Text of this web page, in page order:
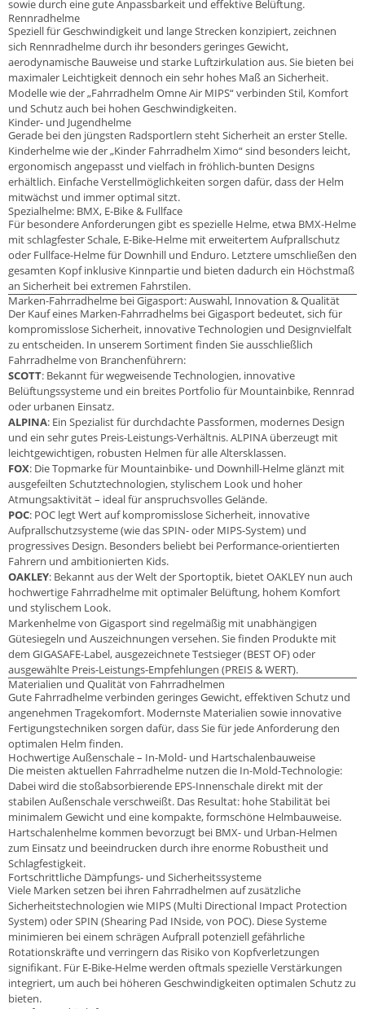
sowie durch eine gute Anpassbarkeit und effektive Belüftung.
Rennradhelme
Speziell für Geschwindigkeit und lange Strecken konzipiert, zeichnen
sich Rennradhelme durch ihr besonders geringes Gewicht,
aerodynamische Bauweise und starke Luftzirkulation aus. Sie bieten bei
maximaler Leichtigkeit dennoch ein sehr hohes Maß an Sicherheit.
Modelle wie der „Fahrradhelm Omne Air MIPS“ verbinden Stil, Komfort
und Schutz auch bei hohen Geschwindigkeiten.
Kinder- und Jugendhelme
Gerade bei den jüngsten Radsportlern steht Sicherheit an erster Stelle.
Kinderhelme wie der „Kinder Fahrradhelm Ximo“ sind besonders leicht,
ergonomisch angepasst und vielfach in fröhlich-bunten Designs
erhältlich. Einfache Verstellmöglichkeiten sorgen dafür, dass der Helm
mitwächst und immer optimal sitzt.
Spezialhelme: BMX, E-Bike & Fullface
Für besondere Anforderungen gibt es spezielle Helme, etwa BMX-Helme
mit schlagfester Schale, E-Bike-Helme mit erweitertem Aufprallschutz
oder Fullface-Helme für Downhill und Enduro. Letztere umschließen den
gesamten Kopf inklusive Kinnpartie und bieten dadurch ein Höchstmaß
an Sicherheit bei extremen Fahrstilen.
Marken-Fahrradhelme bei Gigasport: Auswahl, Innovation & Qualität
Der Kauf eines Marken-Fahrradhelms bei Gigasport bedeutet, sich für
kompromisslose Sicherheit, innovative Technologien und Designvielfalt
zu entscheiden. In unserem Sortiment finden Sie ausschließlich
Fahrradhelme von Branchenführern:
SCOTT: Bekannt für wegweisende Technologien, innovative
Belüftungssysteme und ein breites Portfolio für Mountainbike, Rennrad
oder urbanen Einsatz.
ALPINA: Ein Spezialist für durchdachte Passformen, modernes Design
und ein sehr gutes Preis-Leistungs-Verhältnis. ALPINA überzeugt mit
leichtgewichtigen, robusten Helmen für alle Altersklassen.
FOX: Die Topmarke für Mountainbike- und Downhill-Helme glänzt mit
ausgefeilten Schutztechnologien, stylischem Look und hoher
Atmungsaktivität – ideal für anspruchsvolles Gelände.
POC: POC legt Wert auf kompromisslose Sicherheit, innovative
Aufprallschutzsysteme (wie das SPIN- oder MIPS-System) und
progressives Design. Besonders beliebt bei Performance-orientierten
Fahrern und ambitionierten Kids.
OAKLEY: Bekannt aus der Welt der Sportoptik, bietet OAKLEY nun auch
hochwertige Fahrradhelme mit optimaler Belüftung, hohem Komfort
und stylischem Look.
Markenhelme von Gigasport sind regelmäßig mit unabhängigen
Gütesiegeln und Auszeichnungen versehen. Sie finden Produkte mit
dem GIGASAFE-Label, ausgezeichnete Testsieger (BEST OF) oder
ausgewählte Preis-Leistungs-Empfehlungen (PREIS & WERT).
Materialien und Qualität von Fahrradhelmen
Gute Fahrradhelme verbinden geringes Gewicht, effektiven Schutz und
angenehmen Tragekomfort. Modernste Materialien sowie innovative
Fertigungstechniken sorgen dafür, dass Sie für jede Anforderung den
optimalen Helm finden.
Hochwertige Außenschale – In-Mold- und Hartschalenbauweise
Die meisten aktuellen Fahrradhelme nutzen die In-Mold-Technologie:
Dabei wird die stoßabsorbierende EPS-Innenschale direkt mit der
stabilen Außenschale verschweißt. Das Resultat: hohe Stabilität bei
minimalem Gewicht und eine kompakte, formschöne Helmbauweise.
Hartschalenhelme kommen bevorzugt bei BMX- und Urban-Helmen
zum Einsatz und beeindrucken durch ihre enorme Robustheit und
Schlagfestigkeit.
Fortschrittliche Dämpfungs- und Sicherheitssysteme
Viele Marken setzen bei ihren Fahrradhelmen auf zusätzliche
Sicherheitstechnologien wie MIPS (Multi Directional Impact Protection
System) oder SPIN (Shearing Pad INside, von POC). Diese Systeme
minimieren bei einem schrägen Aufprall potenziell gefährliche
Rotationskräfte und verringern das Risiko von Kopfverletzungen
signifikant. Für E-Bike-Helme werden oftmals spezielle Verstärkungen
integriert, um auch bei höheren Geschwindigkeiten optimalen Schutz zu
bieten.